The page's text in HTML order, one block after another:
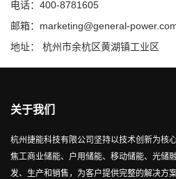
电话：400-8781605
邮箱：marketing@general-
地址： 杭州市余杭区黄湖镇工业区
关于我们
杭州捷能科技有限公司坚持以技术创新为核
焦工商业储能、户用储能、移动储能、光储
发、生产和销售，为客户提供完整的解决方